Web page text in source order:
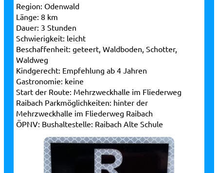
Region: Odenwald
Länge: 8 km
Dauer: 3 Stunden
Schwierigkeit: leicht
Beschaffenheit: geteert, Waldboden, Schotter,
Waldweg
Kindgerecht: Empfehlung ab 4 Jahren
Gastronomie: keine
Start der Route: Mehrzweckhalle im Fliederweg
Raibach Parkmöglichkeiten: hinter der
Mehrzweckhalle im Fliederweg Raibach
ÖPNV: Bushaltestelle: Raibach Alte Schule